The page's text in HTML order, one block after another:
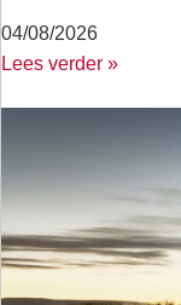
04/08/2026
Lees verder »